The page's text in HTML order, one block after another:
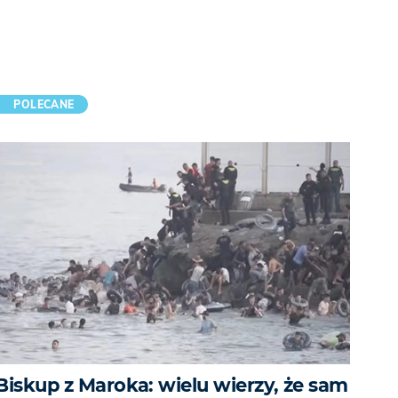
POLECANE
z Maroka: wielu wierzy, że sam